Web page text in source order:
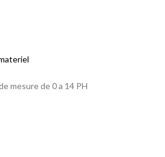
mesure de 0 a 14 PH